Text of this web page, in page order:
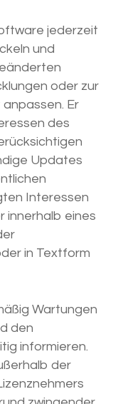
jederzeit
und
oder zur
Er
des
Updates
Interessen
innerhalb eines
in Textform
Wartungen
den
informieren.
der